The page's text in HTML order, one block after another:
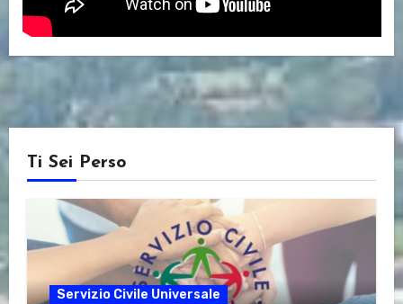
Ti Sei Perso
Servizio Civile Universale